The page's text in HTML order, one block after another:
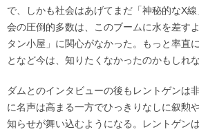
で、しかも社会はあげてまだ「神秘的なX
会の圧倒的多数は、このブームに水を差す
タン小屋」に関心がなかった。もっと率直
となど今は、知りたくなかったのかもしれな
ダムとのインタビューの後もレントゲンは
に名声は高まる一方でひっきりなしに叙勲
知らせが舞い込むようになる。レントゲン